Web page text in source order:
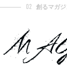
02 創るマガジ